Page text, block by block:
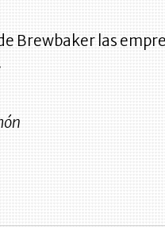
Brewbaker las